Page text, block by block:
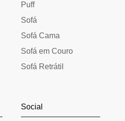
Puff
Sofá
Sofá Cama
Sofá em Couro
Sofá Retrátil
Social